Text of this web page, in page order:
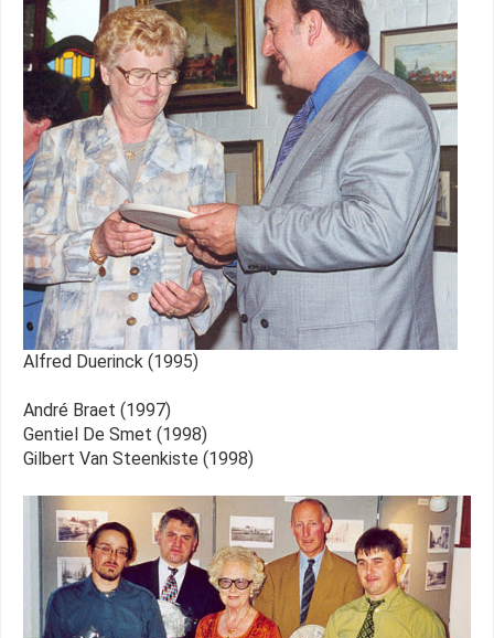
Alfred Duerinck (1995)
André Braet (1997)
Gentiel De Smet (1998)
Gilbert Van Steenkiste (1998)